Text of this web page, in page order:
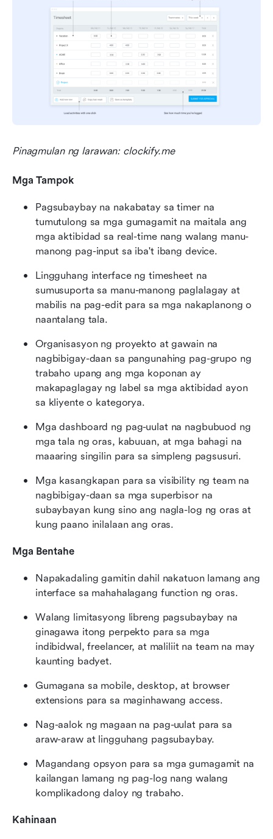
Pinagmulan ng larawan: clockify.me
Mga Tampok
Pagsubaybay na nakabatay sa timer na
tumutulong sa mga gumagamit na maitala ang
mga aktibidad sa real-time nang walang manu-
manong pag-input sa iba't ibang device.
Lingguhang interface ng timesheet na
sumusuporta sa manu-manong paglalagay at
mabilis na pag-edit para sa mga nakaplanong o
naantalang tala.
Organisasyon ng proyekto at gawain na
nagbibigay-daan sa pangunahing pag-grupo ng
trabaho upang ang mga koponan ay
makapaglagay ng label sa mga aktibidad ayon
sa kliyente o kategorya.
Mga dashboard ng pag-uulat na nagbubuod ng
mga tala ng oras, kabuuan, at mga bahagi na
maaaring singilin para sa simpleng pagsusuri.
Mga kasangkapan para sa visibility ng team na
nagbibigay-daan sa mga superbisor na
subaybayan kung sino ang nagla-log ng oras at
kung paano inilalaan ang oras.
Mga Bentahe
Napakadaling gamitin dahil nakatuon lamang ang
interface sa mahahalagang function ng oras.
Walang limitasyong libreng pagsubaybay na
ginagawa itong perpekto para sa mga
indibidwal, freelancer, at maliliit na team na may
kaunting badyet.
Gumagana sa mobile, desktop, at browser
extensions para sa maginhawang access.
Nag-aalok ng magaan na pag-uulat para sa
araw-araw at lingguhang pagsubaybay.
Magandang opsyon para sa mga gumagamit na
kailangan lamang ng pag-log nang walang
komplikadong daloy ng trabaho.
Kahinaan